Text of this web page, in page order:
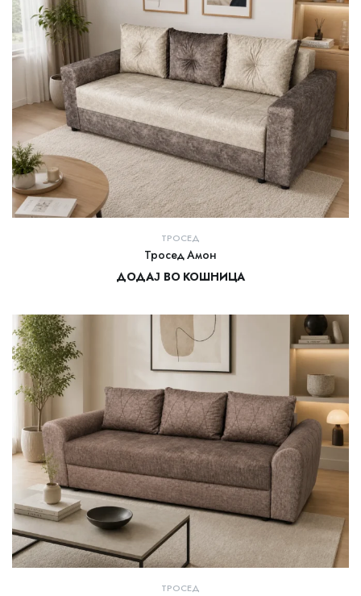
ТРОСЕД
Тросед Амон
ДОДАЈ ВО КОШНИЦА
ТРОСЕД